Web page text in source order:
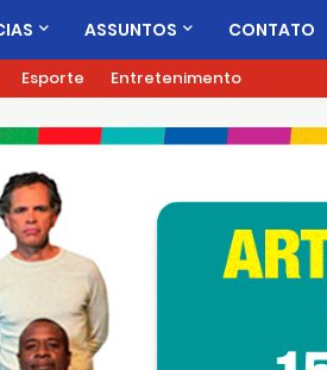
ASSUNTOS CONTATO
Esporte Entretenimento